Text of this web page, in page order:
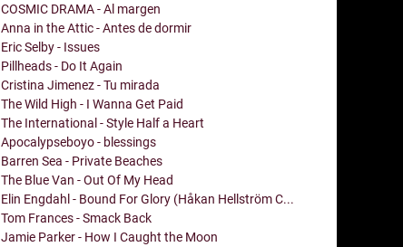
COSMIC DRAMA - Al margen
Anna in the Attic - Antes de dormir
Eric Selby - Issues
Pillheads - Do It Again
Cristina Jimenez - Tu mirada
The Wild High - I Wanna Get Paid
The International - Style Half a Heart
Apocalypseboyo - blessings
Barren Sea - Private Beaches
The Blue Van - Out Of My Head
Elin Engdahl - Bound For Glory (Håkan Hellström C...
Tom Frances - Smack Back
Jamie Parker - How I Caught the Moon